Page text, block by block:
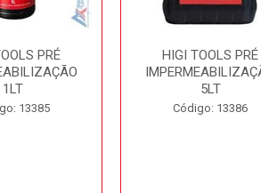
PRÉ
1LT
13385
HIGI TOOLS PRÉ
5LT
Código: 13386